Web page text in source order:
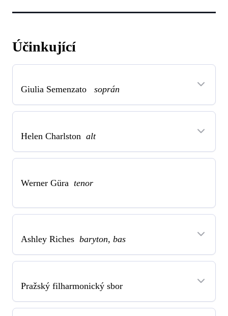
Účinkující
Giulia Semenzato soprán
Helen Charlston alt
Werner Güra tenor
Ashley Riches baryton, bas
Pražský filharmonický sbor